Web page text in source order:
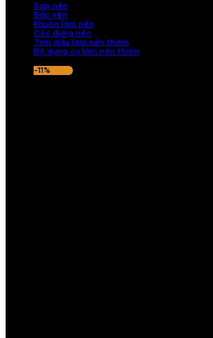
Sáp nến
Bấc nến
Khuôn làm nến
Cốc đựng nến
Tinh dầu làm nến thơm
Bộ dụng cụ làm nến thơm
-11%